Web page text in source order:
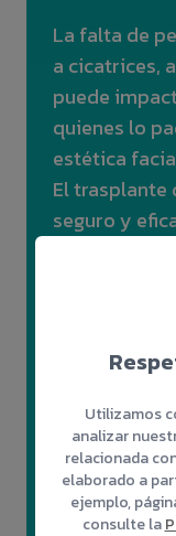
La falta de
a cicatrices,
puede
quienes lo
estética
El trasplante
seguro y
cejas. A
forma
➤ Una
➤ Ayuda a
➤
Utilizamos
analizar
relacionada
elaborado a
ejemplo,
consulte la